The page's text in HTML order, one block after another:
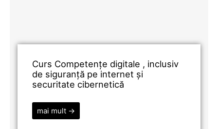
Curs Competențe digitale , inclusiv
de siguranță pe internet și
securitate cibernetică
mai mult →